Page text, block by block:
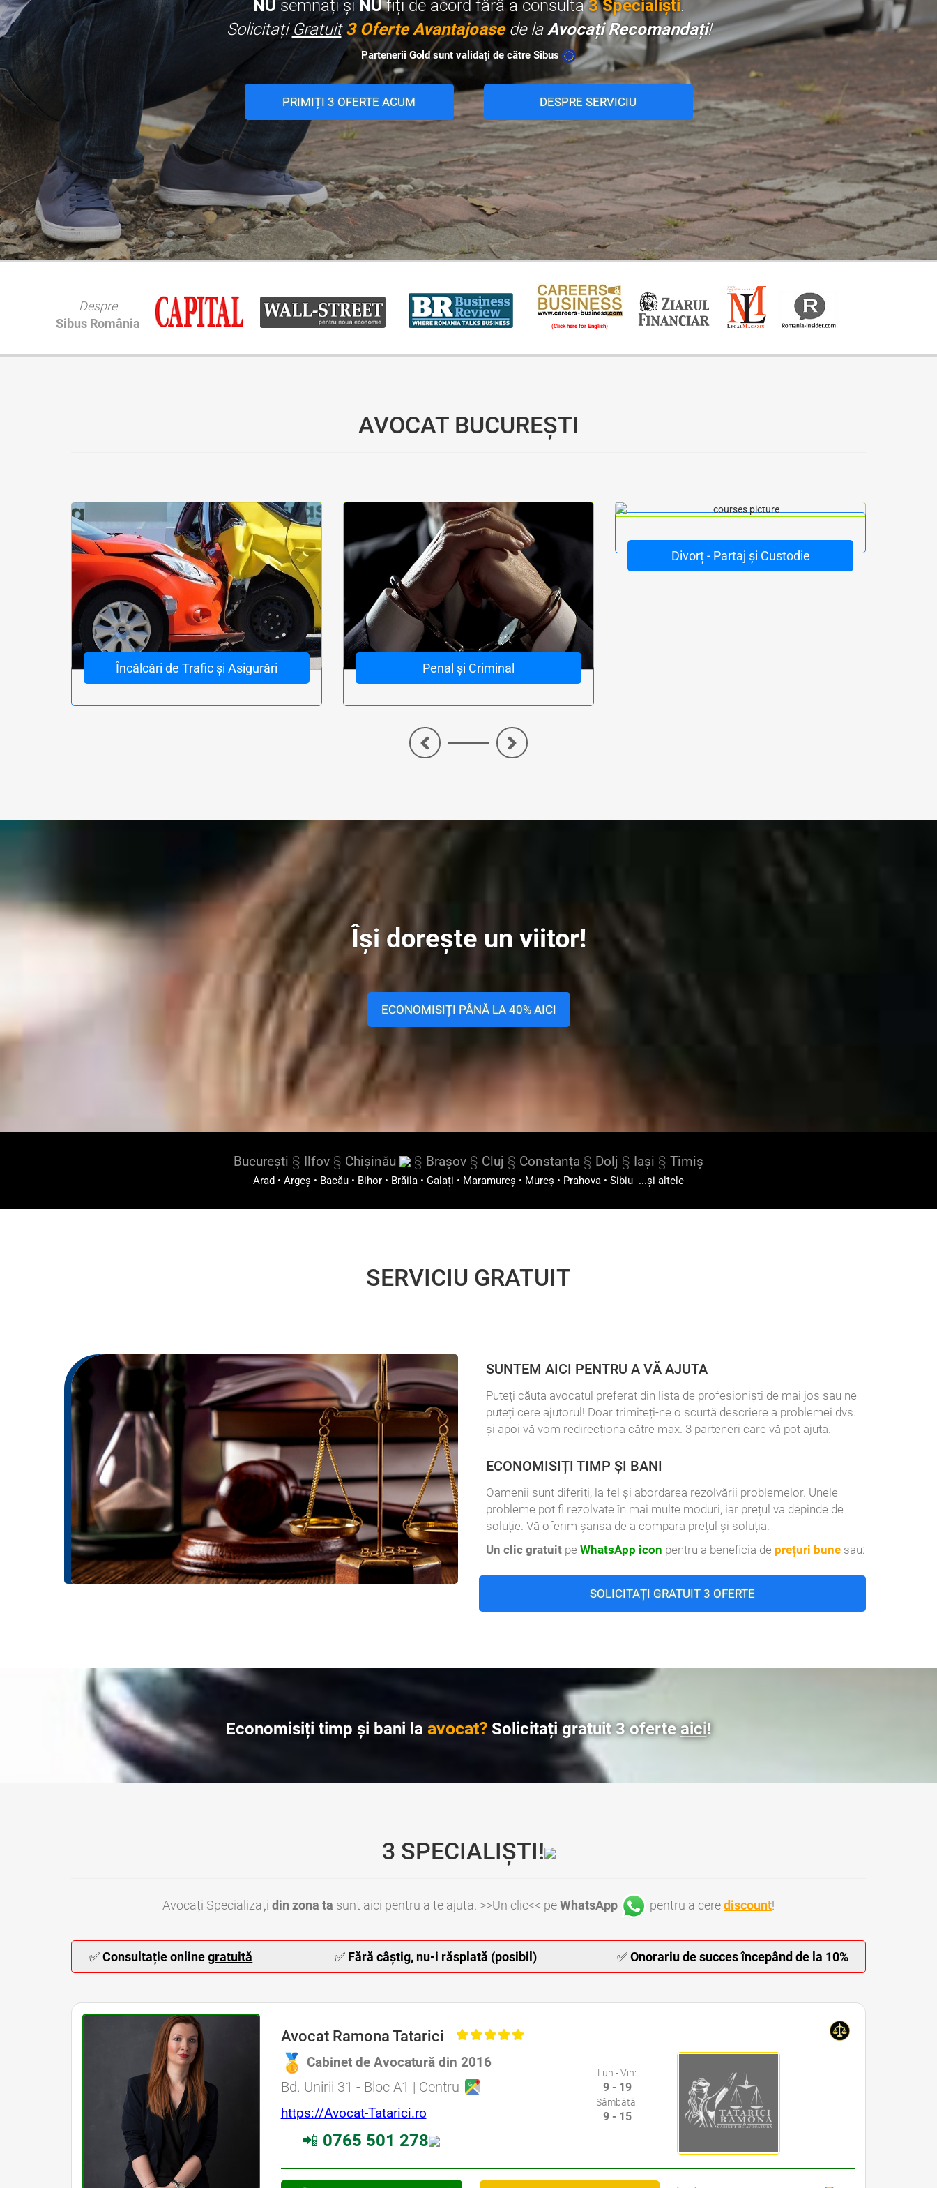
NUsemnați și NUfiți de acord fără a consulta3 Specialiști.
Solicitați Gratuit 3 Oferte Avantajoasede laAvocați Recomandați!
Partenerii Gold sunt validați de către Sibus
PRIMIȚI 3 OFERTE ACUM DESPRE SERVICIU
Despre
Sibus România
(Click here for English)
AVOCAT BUCUREȘTI
Încălcări de Trafic și Asigurări Penal și Criminal
Divorț - Partaj și Custodie
<
Își dorește un viitor!
ECONOMISIȚI PÂNĂ LA 40% AICI
București § Ilfov § Chișinău § Brașov § Cluj § Constanța § Dolj § Iași § Timiș
Arad • Argeș • Bacău • Bihor • Brăila • Galați • Maramureș • Mureș • Prahova • Sibiu ...și altele
SERVICIU GRATUIT
SUNTEM AICI PENTRU A VĂ AJUTA
Puteți căuta avocatul preferat din lista de profesioniști de mai jos sau ne
puteți cere ajutorul! Doar trimiteți-ne o scurtă descriere a problemei dvs.
și apoi vă vom redirecționa către max. 3 parteneri care vă pot ajuta.
ECONOMISIȚI TIMP ȘI BANI
Oamenii sunt diferiți, la fel și abordarea rezolvării problemelor. Unele
probleme pot fi rezolvate în mai multe moduri, iar prețul va depinde de
soluție. Vă oferim șansa de a compara prețul și soluția.
Un clic gratuit pe WhatsApp icon pentru a beneficia de prețuri bune sau:
SOLICITAȚI GRATUIT 3 OFERTE
Economisiți timp și bani la avocat? Solicitați gratuit 3 oferteaici!
3 SPECIALIȘTI!
Avocați Specializați din zona ta sunt aici pentru a te ajuta. >>Un clic<< peWhatsApp pentru a cerediscount!
✅Consultație onlinegratuită ✅ Fără câștig, nu-i răsplată (posibil) ✅Onorariu de succes începând de la 10%
Avocat Bucuresti • Avocat Bun Bucuresti • Avocat Ieftin Bucuresti • Avocati Bucuresti • Avocati Sector 1 Bucuresti • Avocati Sector 2 Bucuresti • Avocati Sector 3 Bucuresti • Avocati Sector 4 Bucuresti • Avocati Sector 5 Bucuresti • Avocati Sector 6 Bucuresti
Avocat Ramona Tatarici
Cabinet de Avocatură din 2016
Bd. Unirii 31 - Bloc A1 | Centru
https://Avocat-Tatarici.ro
📲 0765 501 278
Lun - Vin:
9 - 19
Sâmbătă:
9 - 15